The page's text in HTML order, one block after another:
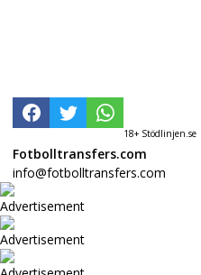
18+ Stödlinjen.se
Fotbolltransfers.com
info@fotbolltransfers.com